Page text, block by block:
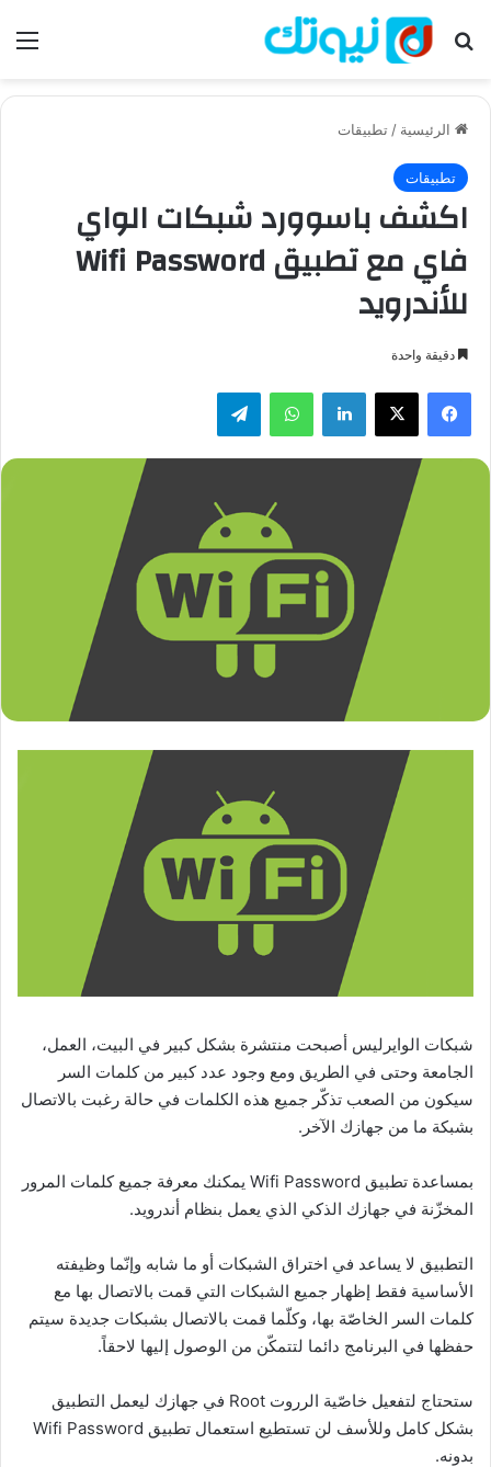
بحث عن
الرئيسية / تطبيقات
تطبيقات
اكشف باسوورد شبكات الواي
فاي مع تطبيق Wifi Password
للأندرويد
دقيقة واحدة
فيسبوك لينكدإن واتساب
شبكات الوايرليس أصبحت منتشرة بشكل كبير في البيت، العمل،
الجامعة وحتى في الطريق ومع وجود عدد كبير من كلمات السر
سيكون من الصعب تذكّر جميع هذه الكلمات في حالة رغبت بالاتصال
بشبكة ما من جهازك الآخر.
بمساعدة تطبيق Wifi Password يمكنك معرفة جميع كلمات المرور
المخزّنة في جهازك الذكي الذي يعمل بنظام أندرويد.
التطبيق لا يساعد في اختراق الشبكات أو ما شابه وإنّما وظيفته
الأساسية فقط إظهار جميع الشبكات التي قمت بالاتصال بها مع
كلمات السر الخاصّة بها، وكلّما قمت بالاتصال بشبكات جديدة سيتم
حفظها في البرنامج دائما لتتمكّن من الوصول إليها لاحقاً.
ستحتاج لتفعيل خاصّية الرروت Root في جهازك ليعمل التطبيق
بشكل كامل وللأسف لن تستطيع استعمال تطبيق Wifi Password
بدونه.